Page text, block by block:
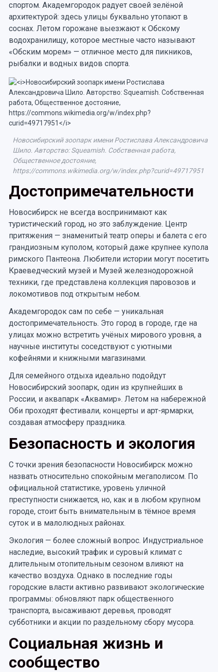
спортом. Академгородок радует своей зелёной
архитектурой: здесь улицы буквально утопают в
соснах. Летом горожане выезжают к Обскому
водохранилищу, которое местные часто называют
«Обским морем» — отличное место для пикников,
рыбалки и водных видов спорта.
Новосибирский зоопарк имени Ростислава Александровича
Шило. Авторство: Squeamish. Собственная работа,
Общественное достояние,
https://commons.wikimedia.org/w/index.php?curid=49717951
Достопримечательности
Новосибирск не всегда воспринимают как
туристический город, но это заблуждение. Центр
притяжения — знаменитый театр оперы и балета с его
грандиозным куполом, который даже крупнее купола
римского Пантеона. Любители истории могут посетить
Краеведческий музей и Музей железнодорожной
техники, где представлена коллекция паровозов и
локомотивов под открытым небом.
Академгородок сам по себе — уникальная
достопримечательность. Это город в городе, где на
улицах можно встретить учёных мирового уровня, а
научные институты соседствуют с уютными
кофейнями и книжными магазинами.
Для семейного отдыха идеально подойдут
Новосибирский зоопарк, один из крупнейших в
России, и аквапарк «Аквамир». Летом на набережной
Оби проходят фестивали, концерты и арт-ярмарки,
создавая атмосферу праздника.
Безопасность и экология
С точки зрения безопасности Новосибирск можно
назвать относительно спокойным мегаполисом. По
официальной статистике, уровень уличной
преступности снижается, но, как и в любом крупном
городе, стоит быть внимательным в тёмное время
суток и в малолюдных районах.
Экология — более сложный вопрос. Индустриальное
наследие, высокий трафик и суровый климат с
длительным отопительным сезоном влияют на
качество воздуха. Однако в последние годы
городские власти активно развивают экологические
программы: обновляют парк общественного
транспорта, высаживают деревья, проводят
субботники и акции по раздельному сбору мусора.
Социальная жизнь и
сообщество